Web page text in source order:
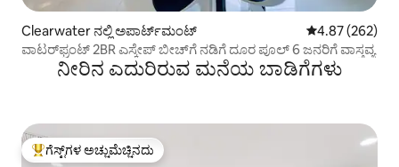
Clearwater ನಲ್ಲಿ ಅಪಾರ್ಟ್‌ಮಂಟ್ 5 ರಲ್ಲಿ 4.87
4.87 (262)
ವಾಟರ್‌ಫ್ರಂಟ್ 2BR ಎಸ್ಕೇಪ್ ಬೀಚ್‌ಗೆ ನಡಿಗೆ ದೂರ ಪೂಲ್ 6 ಜನರಿಗೆ ವಾಸ್ತವ್ಯ
ನೀರಿನ ಎದುರಿರುವ ಮನೆಯ ಬಾಡಿಗೆಗಳು
ಗೆಸ್ಟ್‌ಗಳಿಗೆ ಅತಿ ಹೆಚ್ಚು ಅಚ್ಚುಮೆಚ್ಚಿನದು
ಗೆಸ್ಟ್‌ಗಳ ಅಚ್ಚುಮೆಚ್ಚಿನದು